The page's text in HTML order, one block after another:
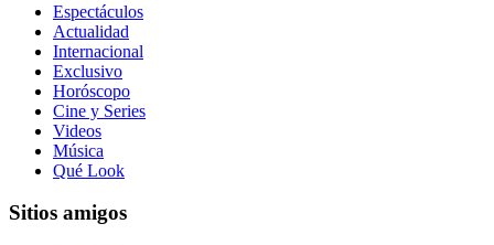
Espectáculos
Actualidad
Internacional
Exclusivo
Horóscopo
Cine y Series
Videos
Música
Qué Look
Sitios amigos